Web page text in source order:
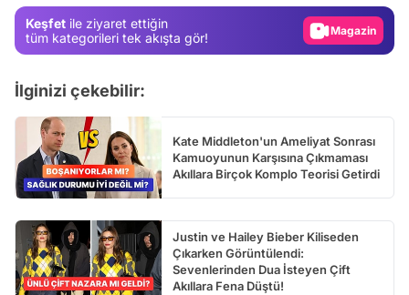
Keşfet ile ziyaret ettiğin
tüm kategorileri tek akışta gör!
Magazin
Video
İlginizi çekebilir:
Kate Middleton'un Ameliyat Sonrası
Kamuoyunun Karşısına Çıkmaması
Akıllara Birçok Komplo Teorisi Getirdi
Justin ve Hailey Bieber Kiliseden
Çıkarken Görüntülendi:
Sevenlerinden Dua İsteyen Çift
Akıllara Fena Düştü!